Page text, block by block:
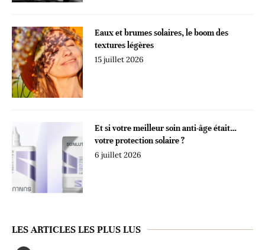
Eaux et brumes solaires, le boom des
textures légères
15 juillet 2026
Et si votre meilleur soin anti-âge était…
votre protection solaire ?
6 juillet 2026
LES ARTICLES LES PLUS LUS